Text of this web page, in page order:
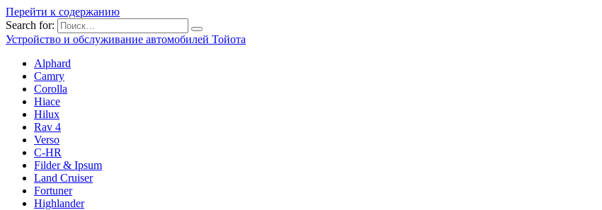
Перейти к содержанию
Search for:
Устройство и обслуживание автомобилей Тойота
Alphard
Camry
Corolla
Hiace
Hilux
Rav 4
Verso
C-HR
Filder & Ipsum
Land Cruiser
Fortuner
Highlander